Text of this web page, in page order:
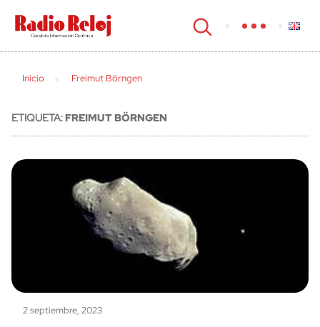
cerrar
Inicio Freimut Börngen
ETIQUETA:FREIMUT BÖRNGEN
2 septiembre, 2023